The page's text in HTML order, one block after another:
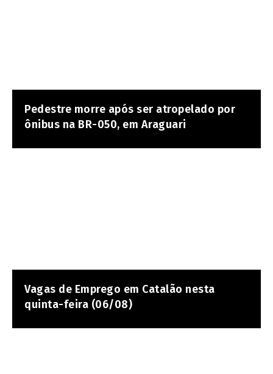
Pedestre morre após ser atropelado por
ônibus na BR-050, em Araguari
Vagas de Emprego em Catalão nesta
quinta-feira (06/08)